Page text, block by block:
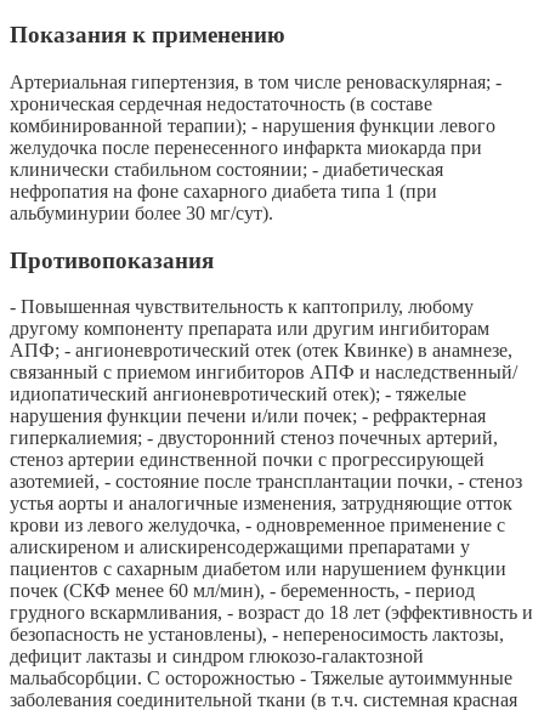
Показания к применению
Артериальная гипертензия, в том числе реноваскулярная; -
хроническая сердечная недостаточность (в составе
комбинированной терапии); - нарушения функции левого
желудочка после перенесенного инфаркта миокарда при
клинически стабильном состоянии; - диабетическая
нефропатия на фоне сахарного диабета типа 1 (при
альбуминурии более 30 мг/сут).
Противопоказания
- Повышенная чувствительность к каптоприлу, любому
другому компоненту препарата или другим ингибиторам
АПФ; - ангионевротический отек (отек Квинке) в анамнезе,
связанный с приемом ингибиторов АПФ и наследственный/
идиопатический ангионевротический отек); - тяжелые
нарушения функции печени и/или почек; - рефрактерная
гиперкалиемия; - двусторонний стеноз почечных артерий,
стеноз артерии единственной почки с прогрессирующей
азотемией, - состояние после трансплантации почки, - стеноз
устья аорты и аналогичные изменения, затрудняющие отток
крови из левого желудочка, - одновременное применение с
алискиреном и алискиренсодержащими препаратами у
пациентов с сахарным диабетом или нарушением функции
почек (СКФ менее 60 мл/мин), - беременность, - период
грудного вскармливания, - возраст до 18 лет (эффективность и
безопасность не установлены), - непереносимость лактозы,
дефицит лактазы и синдром глюкозо-галактозной
мальабсорбции. С осторожностью - Тяжелые аутоиммунные
заболевания соединительной ткани (в т.ч. системная красная